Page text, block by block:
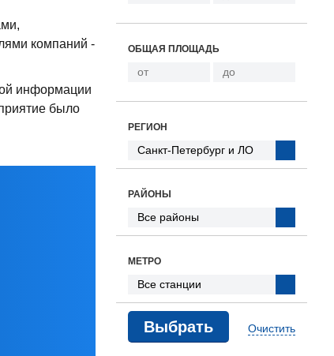
компаний -
информации
было
ОБЩАЯ ПЛОЩАДЬ
РЕГИОН
РАЙОНЫ
МЕТРО
Очистить